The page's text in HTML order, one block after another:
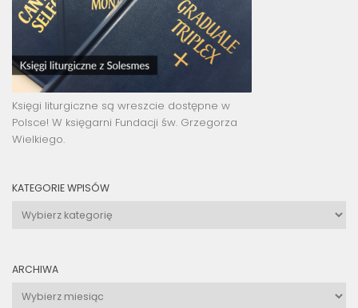
Księgi liturgiczne są wreszcie dostępne w
Polsce! W księgarni Fundacji św. Grzegorza
Wielkiego.
KATEGORIE WPISÓW
Kategorie
wpisów
ARCHIWA
Archiwa